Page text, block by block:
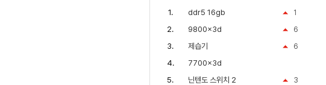
1
ddr5 16gb
6
9800x3d
6
제습기
7700x3d
3
닌텐도 스위치 2